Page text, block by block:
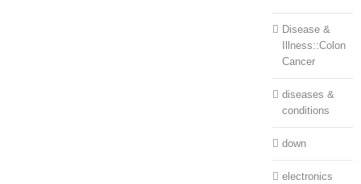
Disease &
Illness::Colon
Cancer
diseases &
conditions
down
electronics